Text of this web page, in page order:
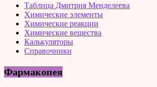
Таблица Дмитрия Менделеева
Химические элементы
Химические реакции
Химические вещества
Калькуляторы
Справочники
Фармакопея